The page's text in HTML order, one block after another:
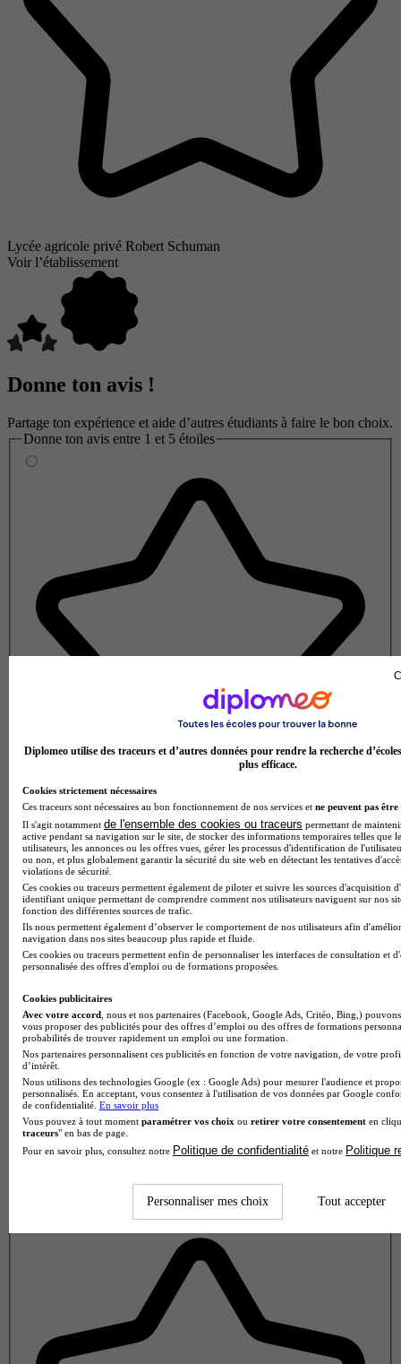
Lycée agricole privé Robert Schuman
Voir l’établissement
Donne ton avis !
Partage ton expérience et aide d’autres étudiants à faire le bon choix.
Donne ton avis entre 1 et 5 étoiles
Note de 1 sur 5
Diplomeo utilise des traceurs et d’autres données pour rendre la recherche
plus efficace.
Cookies strictement nécessaires
Ces traceurs sont nécessaires au bon fonctionnement de nos services et ne peuvent pas être
Il s'agit notamment de l'ensemble des cookies ou traceurs permettant de
active pendant sa navigation sur le site, de stocker des informations temporaires telles que
utilisateurs, les annonces ou les offres vues, gérer les processus d'identification de
ou non, et plus globalement garantir la sécurité du site web en détectant les tentatives
violations de sécurité.
Ces cookies ou traceurs permettent également de piloter et suivre les sources d'acquisition
identifiant unique permettant de comprendre comment nos utilisateurs naviguent sur nos
fonction des différentes sources de trafic.
Ils nous permettent également d’observer le comportement de nos utilisateurs afin
navigation dans nos sites beaucoup plus rapide et fluide.
Ces cookies ou traceurs permettent enfin de personnaliser les interfaces de consultation et
personnalisée des offres d'emploi ou de formations proposées.
Cookies publicitaires
Avec votre accord , nous et nos partenaires (Facebook, Google Ads, Critéo, Bing,)
vous proposer des publicités pour des offres d’emploi ou des offres de formations
probabilités de trouver rapidement un emploi ou une formation.
Nos partenaires personnalisent ces publicités en fonction de votre navigation, de votre
d’intérêt.
Nous utilisons des technologies Google (ex : Google Ads) pour mesurer l'audience et
personnalisés. En acceptant, vous consentez à l'utilisation de vos données par Google
de confidentialité. En savoir plus
Vous pouvez à tout moment paramétrer vos choix ou retirer votre consentement en
traceurs" en bas de page.
Pour en savoir plus, consultez notre Politique de confidentialité et notre Politique
Personnaliser mes choix Tout accepter